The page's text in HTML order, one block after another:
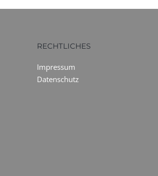
RECHTLICHES
Impressum
Datenschutz